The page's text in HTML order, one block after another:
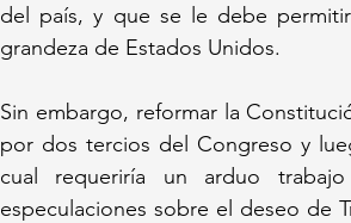
del país, y que se le debe
grandeza de Estados Unidos.
Sin embargo, reformar la
por dos tercios del Congreso y
cual requeriría un arduo
especulaciones sobre el deseo de